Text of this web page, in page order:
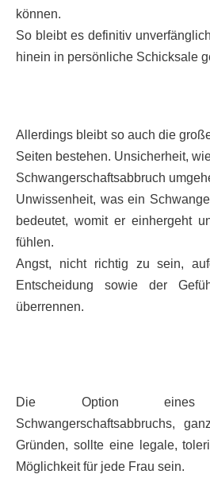
können.
So bleibt es definitiv
hinein in persönliche Schicksale
Allerdings bleibt so auch die
Seiten bestehen. Unsicherheit,
Schwangerschaftsabbruch
Unwissenheit, was ein
bedeutet, womit er einhergeht
fühlen.
Angst, nicht richtig zu sein,
Entscheidung sowie der
überrennen.
Die Option eines
Schwangerschaftsabbruchs,
Gründen, sollte eine legale,
Möglichkeit für jede Frau sein.